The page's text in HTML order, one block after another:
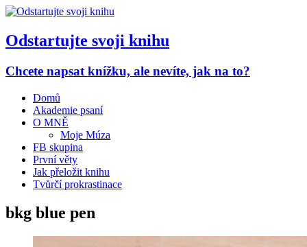
Odstartujte svoji knihu
Chcete napsat knížku, ale nevíte, jak na to?
Domů
Akademie psaní
O MNĚ
Moje Múza
FB skupina
První věty
Jak přeložit knihu
Tvůrčí prokrastinace
bkg blue pen